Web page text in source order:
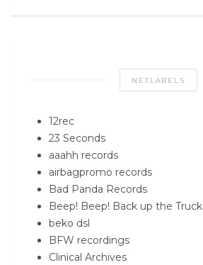
NETLABELS
12rec
23 Seconds
aaahh records
airbagpromo records
Bad Panda Records
Beep! Beep! Back up the Truck
beko dsl
BFW recordings
Clinical Archives